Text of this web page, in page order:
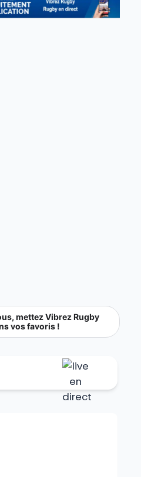
mettez Vibrez Rugby
vos favoris !